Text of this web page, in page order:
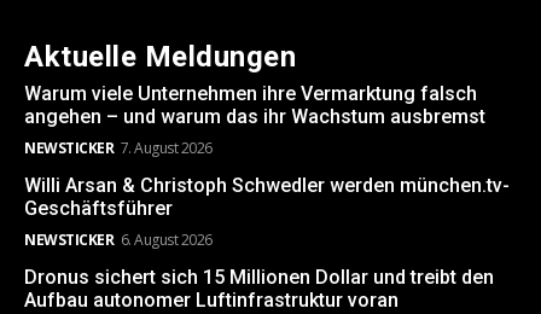
Aktuelle Meldungen
Warum viele Unternehmen ihre Vermarktung falsch
angehen – und warum das ihr Wachstum ausbremst
NEWSTICKER 7. August 2026
Willi Arsan & Christoph Schwedler werden münchen.tv-
Geschäftsführer
NEWSTICKER 6. August 2026
Dronus sichert sich 15 Millionen Dollar und treibt den
Aufbau autonomer Luftinfrastruktur voran